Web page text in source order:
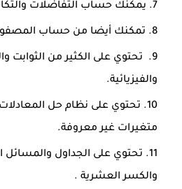
يمكنك حساب التفاضلات
تمكنك أيضا من حساب
تحتوي على الكثير من الثوابت
والفيزيائية.
تحتوي على نظام حل المعادلات
متغيرات غير معروفة.
تحتوي على الجداول
والكسر العشرية .